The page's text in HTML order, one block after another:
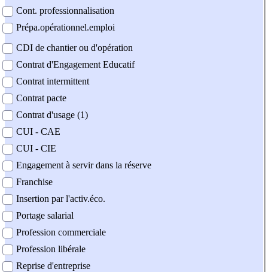
Cont. professionnalisation
Prépa.opérationnel.emploi
CDI de chantier ou d'opération
Contrat d'Engagement Educatif
Contrat intermittent
Contrat pacte
Contrat d'usage (1)
CUI - CAE
CUI - CIE
Engagement à servir dans la réserve
Franchise
Insertion par l'activ.éco.
Portage salarial
Profession commerciale
Profession libérale
Reprise d'entreprise